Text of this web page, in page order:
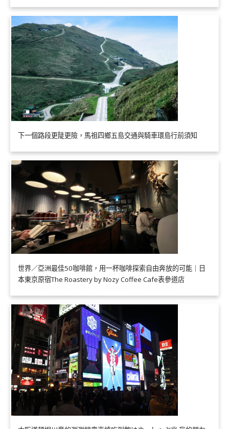
下一個路段更陡更險，馬祖四鄉五島交通與騎車環島行前須知
世界／亞洲最佳50咖啡館，用一杯咖啡探索自由奔放的可能｜日
本東京原宿The Roastery by Nozy Coffee Cafe表參道店